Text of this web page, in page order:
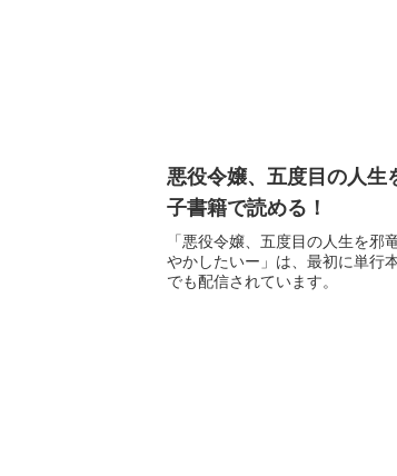
悪役令嬢、五度目の人
子書籍で読める！
「悪役令嬢、五度目の人生を
やかしたいー」は、最初に単行
でも配信されています。